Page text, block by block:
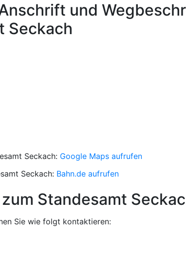
und
Seckach
Seckach: Google Maps aufrufen
Seckach: Bahn.de aufrufen
Standesamt
Sie wie folgt kontaktieren: